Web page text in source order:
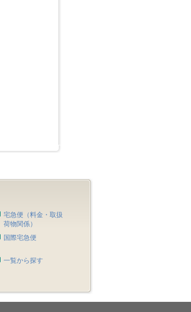
宅急便（料金・取扱
荷物関係）
国際宅急便
一覧から探す